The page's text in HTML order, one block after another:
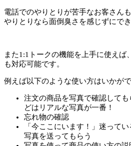
電話でのやりとりが苦手なお客さん
やりとりなら面倒臭さを感じずにでき
また1:1トークの機能を上手に使えば
も対応可能です。
例えば以下のような使い方はいかがで
注文の商品を写真で確認して
どはリアルな写真が一番！
忘れ物の確認
「今ここにいます！」迷って
写真を送ってもらう